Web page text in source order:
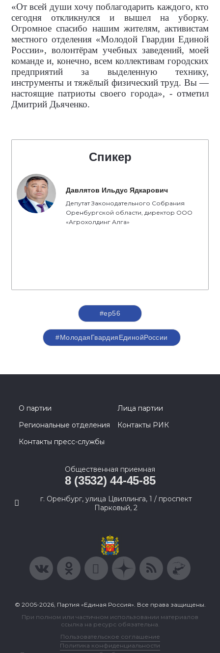
«От всей души хочу поблагодарить каждого, кто
сегодня откликнулся и вышел на уборку.
Огромное спасибо нашим жителям, активистам
местного отделения «Молодой Гвардии Единой
России», волонтёрам учебных заведений, моей
команде и, конечно, всем коллективам городских
предприятий за выделенную технику,
инструменты и тяжёлый физический труд. Вы —
настоящие патриоты своего города», - отметил
Дмитрий Дьяченко.
Спикер
Давлятов Ильдус Ядкарович
Депутат Законодательного Собрания
Оренбургской области, директор ООО
«Агрохолдинг Алга»
#ер56
#МолодаяГвардияЕдинойРоссии
О партии
Лица партии
Региональные отделения
Контакты РИК
Контакты пресс-службы
Общественная приемная
8 (3532) 44-45-85
г. Оренбург, улица Цвиллинга, 1 / проспект
Парковый, 2
© 2005-2026, Партия «Единая Россия». Все права защищены.
При полном или частичном использовании материалов
ссылка на ресурс обязательна.
Пользовательское соглашение
Политика конфиденциальности